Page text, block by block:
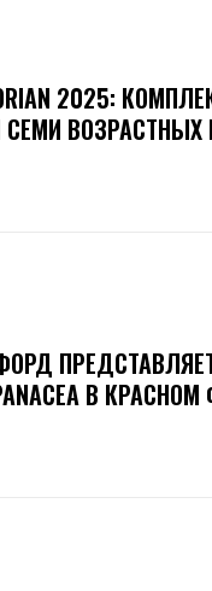
2025:
ВОЗРАСТНЫХ
ПРЕДСТАВЛЯЕТ
В